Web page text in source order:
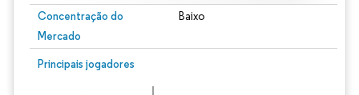
Concentração do
Mercado
Baixo
Principais jogadores